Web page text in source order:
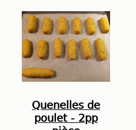
Quenelles de
poulet - 2pp